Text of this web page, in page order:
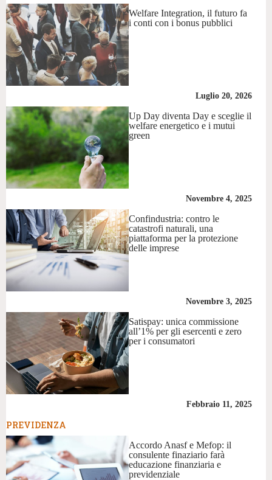
Welfare Integration, il futuro fa
i conti con i bonus pubblici
Luglio 20, 2026
Up Day diventa Day e sceglie il
welfare energetico e i mutui
green
Novembre 4, 2025
Confindustria: contro le
catastrofi naturali, una
piattaforma per la protezione
delle imprese
Novembre 3, 2025
Satispay: unica commissione
all’1% per gli esercenti e zero
per i consumatori
Febbraio 11, 2025
PREVIDENZA
Accordo Anasf e Mefop: il
consulente finaziario farà
educazione finanziaria e
previdenziale